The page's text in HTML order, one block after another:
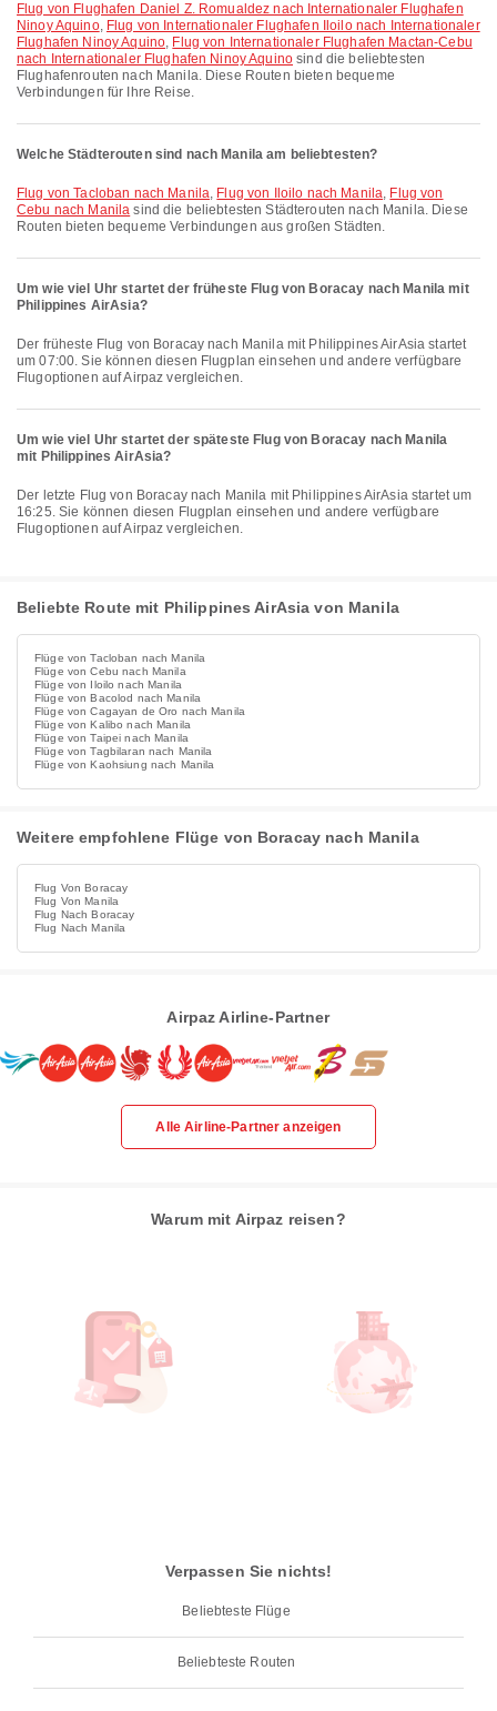
Flug von Flughafen Daniel Z. Romualdez nach Internationaler Flughafen
Ninoy Aquino, Flug von Internationaler Flughafen Iloilo nach Internationaler
Flughafen Ninoy Aquino, Flug von Internationaler Flughafen Mactan-Cebu
nach Internationaler Flughafen Ninoy Aquino sind die beliebtesten
Flughafenrouten nach Manila. Diese Routen bieten bequeme
Verbindungen für Ihre Reise.
Welche Städterouten sind nach Manila am beliebtesten?
Flug von Tacloban nach Manila, Flug von Iloilo nach Manila, Flug von
Cebu nach Manila sind die beliebtesten Städterouten nach Manila. Diese
Routen bieten bequeme Verbindungen aus großen Städten.
Um wie viel Uhr startet der früheste Flug von Boracay nach Manila mit
Philippines AirAsia?
Der früheste Flug von Boracay nach Manila mit Philippines AirAsia startet
um 07:00. Sie können diesen Flugplan einsehen und andere verfügbare
Flugoptionen auf Airpaz vergleichen.
Um wie viel Uhr startet der späteste Flug von Boracay nach Manila
mit Philippines AirAsia?
Der letzte Flug von Boracay nach Manila mit Philippines AirAsia startet um
16:25. Sie können diesen Flugplan einsehen und andere verfügbare
Flugoptionen auf Airpaz vergleichen.
Beliebte Route mit Philippines AirAsia von Manila
Flüge von Tacloban nach Manila
Flüge von Cebu nach Manila
Flüge von Iloilo nach Manila
Flüge von Bacolod nach Manila
Flüge von Cagayan de Oro nach Manila
Flüge von Kalibo nach Manila
Flüge von Taipei nach Manila
Flüge von Tagbilaran nach Manila
Flüge von Kaohsiung nach Manila
Weitere empfohlene Flüge von Boracay nach Manila
Flug Von Boracay
Flug Von Manila
Flug Nach Boracay
Flug Nach Manila
Airpaz Airline-Partner
Alle Airline-Partner anzeigen
Warum mit Airpaz reisen?
Verpassen Sie nichts!
Beliebteste Flüge
Beliebteste Routen